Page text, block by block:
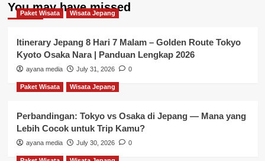
You may have missed
Paket Wisata Wisata Jepang
Itinerary Jepang 8 Hari 7 Malam – Golden Route Tokyo
Kyoto Osaka Nara | Panduan Lengkap 2026
ayana media July 31, 2026 0
Paket Wisata Wisata Jepang
Perbandingan: Tokyo vs Osaka di Jepang — Mana yang
Lebih Cocok untuk Trip Kamu?
ayana media July 30, 2026 0